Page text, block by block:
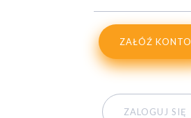
ZAŁÓŹ KONTO
ZALOGUJ SIĘ